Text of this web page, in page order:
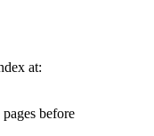
at:
before